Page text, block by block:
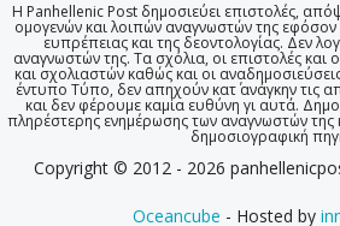
Η Panhellenic Post δημοσιεύει επιστολές,
ομογενών και λοιπών αναγνωστών της
ευπρέπειας και της δεοντολογίας. Δεν
αναγνωστών της. Τα σχόλια, οι επιστολές και
και σχολιαστών καθώς και οι
έντυπο Τύπο, δεν απηχούν κατ΄ ανάγκην τις
και δεν φέρουμε καμία ευθύνη γι αυτά.
πληρέστερης ενημέρωσης των αναγνωστών
δημοσιογραφική
Copyright © 2012 - 2026
Oceancube - Hosted by